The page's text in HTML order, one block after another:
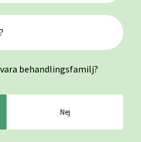
behandlingsfamilj?
Nej